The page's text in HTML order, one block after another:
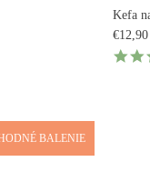
Kefa
€12,90
BALENIE